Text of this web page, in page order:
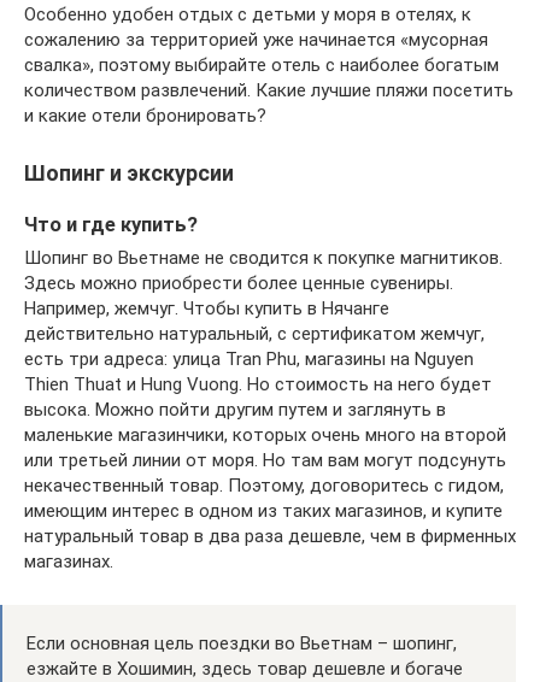
Особенно удобен отдых с детьми у моря в отелях, к
сожалению за территорией уже начинается «мусорная
свалка», поэтому выбирайте отель с наиболее богатым
количеством развлечений. Какие лучшие пляжи посетить
и какие отели бронировать?
Шопинг и экскурсии
Что и где купить?
Шопинг во Вьетнаме не сводится к покупке магнитиков.
Здесь можно приобрести более ценные сувениры.
Например, жемчуг. Чтобы купить в Нячанге
действительно натуральный, с сертификатом жемчуг,
есть три адреса: улица Tran Phu, магазины на Nguyen
Thien Thuat и Hung Vuong. Но стоимость на него будет
высока. Можно пойти другим путем и заглянуть в
маленькие магазинчики, которых очень много на второй
или третьей линии от моря. Но там вам могут подсунуть
некачественный товар. Поэтому, договоритесь с гидом,
имеющим интерес в одном из таких магазинов, и купите
натуральный товар в два раза дешевле, чем в фирменных
магазинах.
Если основная цель поездки во Вьетнам – шопинг,
езжайте в Хошимин, здесь товар дешевле и богаче